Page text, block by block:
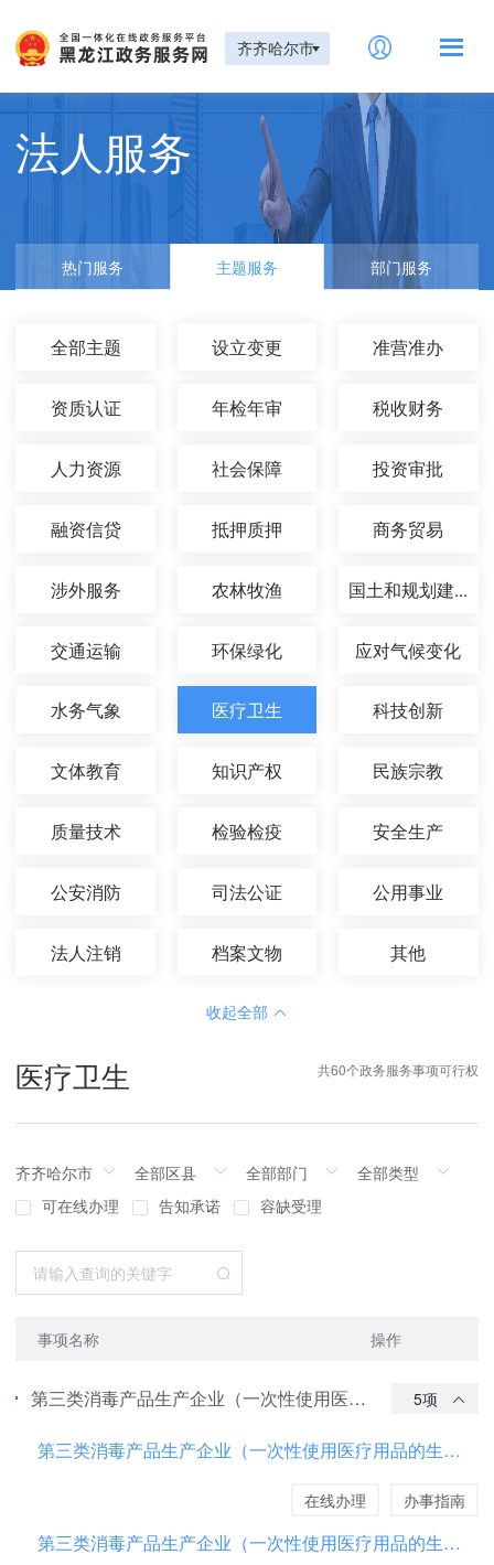
齐齐哈尔市
法人服务
热门服务 主题服务 部门服务
全部主题 设立变更 准营准办
资质认证 年检年审 税收财务
人力资源 社会保障 投资审批
融资信贷 抵押质押 商务贸易
涉外服务 农林牧渔 国土和规划建...
交通运输 环保绿化 应对气候变化
水务气象 医疗卫生 科技创新
文体教育 知识产权 民族宗教
质量技术 检验检疫 安全生产
公安消防 司法公证 公用事业
法人注销 档案文物 其他
收起全部
医疗卫生 共60个政务服务事项可行权
可在线办理 告知承诺 容缺受理
事项名称 操作
第三类消毒产品生产企业（一次性使用医疗用品的生产企业除外）卫生许可 5项
第三类消毒产品生产企业（一次性使用医疗用品的生产企业除外）卫生许可（初次申请）
在线办理 办事指南
第三类消毒产品生产企业（一次性使用医疗用品的生产企业除外）卫生许可（变更）